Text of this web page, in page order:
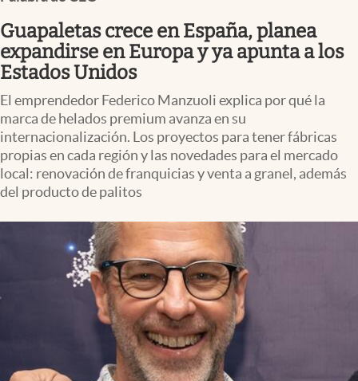
Uruguay
Negocios
Columnistas
Apertura
Infotechnology
Clase
Mundial 2026
Eventos Corporativos
El Cronista Studio
abre en nueva pestaña
Argentina
Guapaletas crece en España, planea
expandirse en Europa y ya apunta a los
Estados Unidos
El emprendedor Federico Manzuoli explica por qué la
marca de helados premium avanza en su
internacionalización. Los proyectos para tener fábricas
propias en cada región y las novedades para el mercado
local: renovación de franquicias y venta a granel, además
del producto de palitos